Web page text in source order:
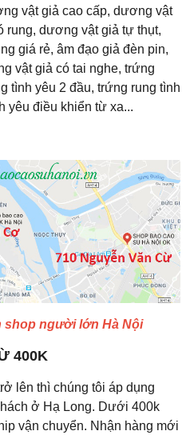
vật giả cao cấp, dương vật
rung, dương vật giả tự thụt,
giá rẻ, âm đạo giả đèn pin,
vật giả có tai nghe, trứng
tình yêu 2 đầu, trứng rung tình
yêu điều khiển từ xa...
shop người lớn Hà Nội
400K
lên thì chúng tôi áp dụng
ở Hạ Long. Dưới 400k
vận chuyển. Nhận hàng mới